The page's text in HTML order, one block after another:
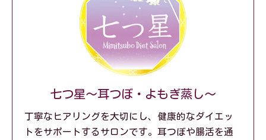
七つ星～耳つぼ・よもぎ蒸し～
丁寧なヒアリングを大切にし、健康的なダイエッ
トをサポートするサロンです。耳つぼや腸活を通